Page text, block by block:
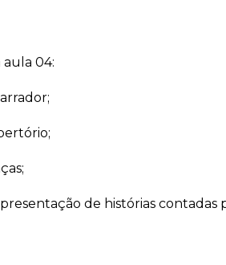
aula 04:
de histórias contadas